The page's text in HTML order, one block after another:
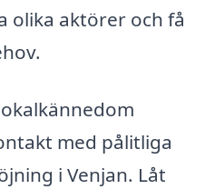
olika aktörer och få
med pålitliga
i Venjan. Låt